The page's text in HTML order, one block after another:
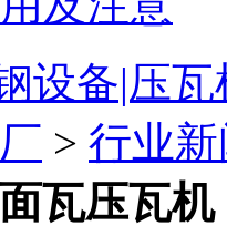
设备|压
> 行业
瓦压瓦机